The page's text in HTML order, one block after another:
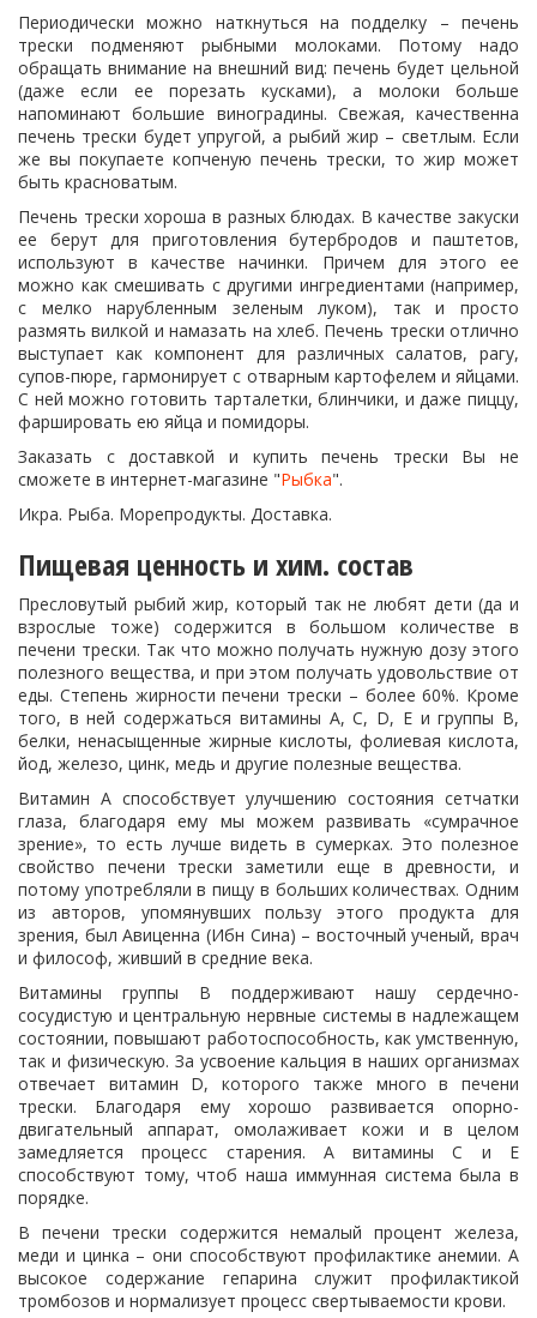
Периодически можно наткнуться на подделку – печень
трески подменяют рыбными молоками. Потому надо
обращать внимание на внешний вид: печень будет цельной
(даже если ее порезать кусками), а молоки больше
напоминают большие виноградины. Свежая, качественна
печень трески будет упругой, а рыбий жир – светлым. Если
же вы покупаете копченую печень трески, то жир может
быть красноватым.
Печень трески хороша в разных блюдах. В качестве закуски
ее берут для приготовления бутербродов и паштетов,
используют в качестве начинки. Причем для этого ее
можно как смешивать с другими ингредиентами (например,
с мелко нарубленным зеленым луком), так и просто
размять вилкой и намазать на хлеб. Печень трески отлично
выступает как компонент для различных салатов, рагу,
супов-пюре, гармонирует с отварным картофелем и яйцами.
С ней можно готовить тарталетки, блинчики, и даже пиццу,
фаршировать ею яйца и помидоры.
Заказать с доставкой и купить печень трески Вы не
сможете в интернет-магазине "Рыбка".
Икра. Рыба. Морепродукты. Доставка.
Пищевая ценность и хим. состав
Пресловутый рыбий жир, который так не любят дети (да и
взрослые тоже) содержится в большом количестве в
печени трески. Так что можно получать нужную дозу этого
полезного вещества, и при этом получать удовольствие от
еды. Степень жирности печени трески – более 60%. Кроме
того, в ней содержаться витамины А, С, D, E и группы В,
белки, ненасыщенные жирные кислоты, фолиевая кислота,
йод, железо, цинк, медь и другие полезные вещества.
Витамин А способствует улучшению состояния сетчатки
глаза, благодаря ему мы можем развивать «сумрачное
зрение», то есть лучше видеть в сумерках. Это полезное
свойство печени трески заметили еще в древности, и
потому употребляли в пищу в больших количествах. Одним
из авторов, упомянувших пользу этого продукта для
зрения, был Авиценна (Ибн Сина) – восточный ученый, врач
и философ, живший в средние века.
Витамины группы В поддерживают нашу сердечно-
сосудистую и центральную нервные системы в надлежащем
состоянии, повышают работоспособность, как умственную,
так и физическую. За усвоение кальция в наших организмах
отвечает витамин D, которого также много в печени
трески. Благодаря ему хорошо развивается опорно-
двигательный аппарат, омолаживает кожи и в целом
замедляется процесс старения. А витамины С и Е
способствуют тому, чтоб наша иммунная система была в
порядке.
В печени трески содержится немалый процент железа,
меди и цинка – они способствуют профилактике анемии. А
высокое содержание гепарина служит профилактикой
тромбозов и нормализует процесс свертываемости крови.